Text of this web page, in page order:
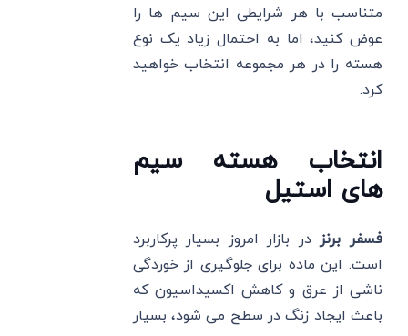
متناسب با هر شرایطی این سیم ها را
عوض کنید، اما به احتمال زیاد یک نوع
هسته را در هر مجموعه انتخاب خواهید
کرد.
انتخاب هسته سیم
های استیل
فسفر برنز در بازار امروز بسیار پرکاربرد
است. این ماده برای جلوگیری از خوردگی
ناشی از عرق و کاهش اکسیداسیون که
باعث ایجاد زنگ در سطح می شود، بسیار